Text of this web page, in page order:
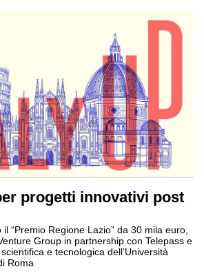
progetti innovativi post
“Premio Regione Lazio” da 30 mila euro,
Group in partnership con Telepass e
e tecnologica dell’Università
Roma